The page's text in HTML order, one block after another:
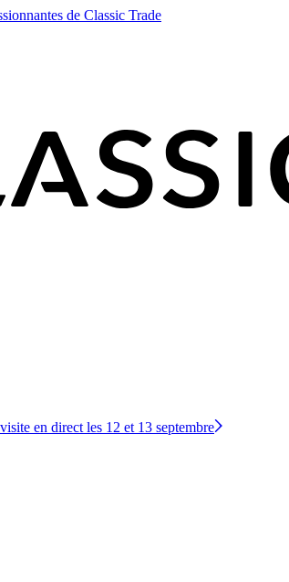
de Classic Trade
en direct les 12 et 13 septembre